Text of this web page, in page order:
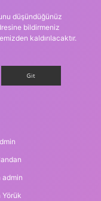
düşündüğünüz
bildirmeniz
kaldırılacaktır.
admin
Yörük